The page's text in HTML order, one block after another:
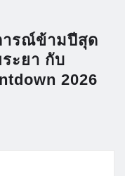
ารณ์ข้ามปีสุด
ะยา กับ
2026